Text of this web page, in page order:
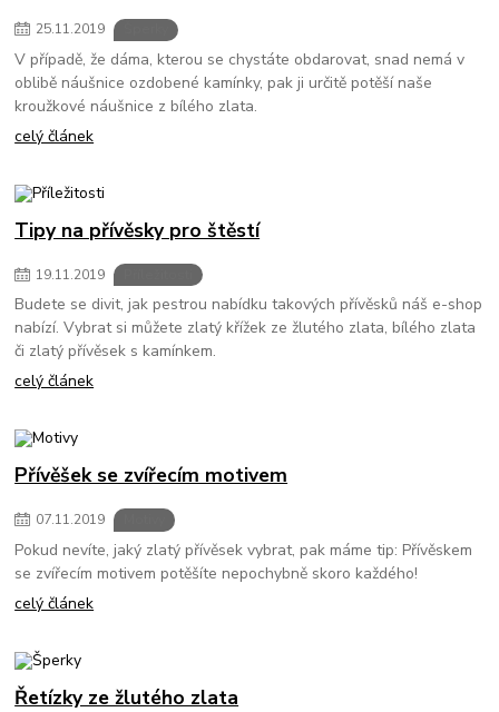
25.11.2019
V případě, že dáma, kterou se chystáte obdarovat, snad nemá v
oblibě náušnice ozdobené kamínky, pak ji určitě potěší naše
kroužkové náušnice z bílého zlata.
celý článek
Tipy na přívěsky pro štěstí
19.11.2019
Budete se divit, jak pestrou nabídku takových přívěsků náš e-shop
nabízí. Vybrat si můžete zlatý křížek ze žlutého zlata, bílého zlata
či zlatý přívěsek s kamínkem.
celý článek
Přívěšek se zvířecím motivem
07.11.2019
Pokud nevíte, jaký zlatý přívěsek vybrat, pak máme tip: Přívěskem
se zvířecím motivem potěšíte nepochybně skoro každého!
celý článek
Řetízky ze žlutého zlata